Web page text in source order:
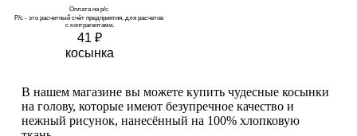
Оплата на р/с
Р/с - это расчетный счёт предприятия, для расчетов
с контрагентами.
41 ₽
косынка
В нашем магазине вы можете купить чудесные косынки
на голову, которые имеют безупречное качество и
нежный рисунок, нанесённый на 100% хлопковую